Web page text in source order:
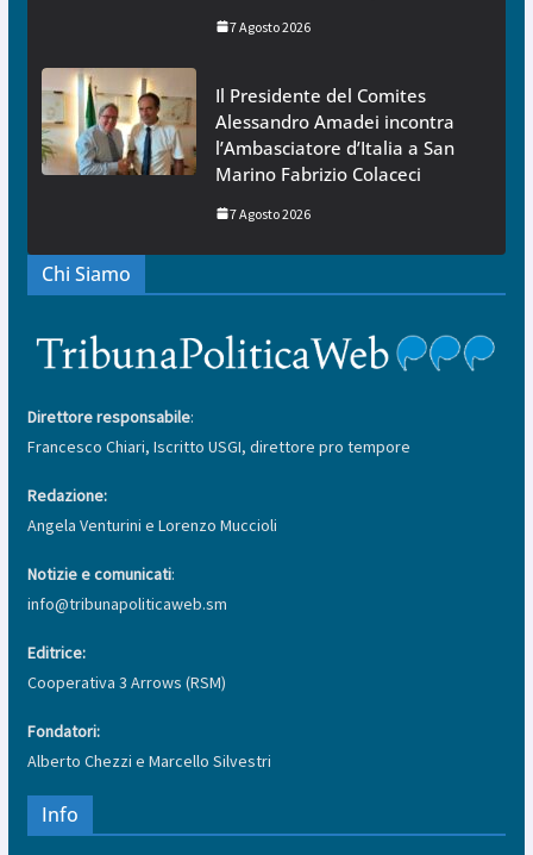
7 Agosto 2026
Il Presidente del Comites
Alessandro Amadei incontra
l’Ambasciatore d’Italia a San
Marino Fabrizio Colaceci
7 Agosto 2026
Chi Siamo
Direttore responsabile:
Francesco Chiari, Iscritto USGI, direttore pro tempore
Redazione:
Angela Venturini e Lorenzo Muccioli
Notizie e comunicati:
info@tribunapoliticaweb.sm
Editrice:
Cooperativa 3 Arrows (RSM)
Fondatori:
Alberto Chezzi e Marcello Silvestri
Info